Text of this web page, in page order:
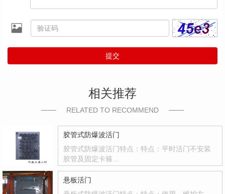
提交
相关推荐
RELATED TO RECOMMEND
胶管式防爆波活门
胶管式防爆波活门特点：特点：平时活门不安装
胶管及固定卡箍…
悬板活门